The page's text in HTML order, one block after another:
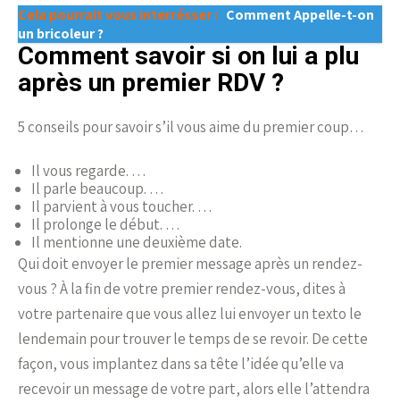
Cela pourrait vous interrésser : Comment Appelle-t-on
un bricoleur ?
Comment savoir si on lui a plu
après un premier RDV ?
5 conseils pour savoir s’il vous aime du premier coup…
Il vous regarde. …
Il parle beaucoup. …
Il parvient à vous toucher. …
Il prolonge le début. …
Il mentionne une deuxième date.
Qui doit envoyer le premier message après un rendez-
vous ? À la fin de votre premier rendez-vous, dites à
votre partenaire que vous allez lui envoyer un texto le
lendemain pour trouver le temps de se revoir. De cette
façon, vous implantez dans sa tête l’idée qu’elle va
recevoir un message de votre part, alors elle l’attendra